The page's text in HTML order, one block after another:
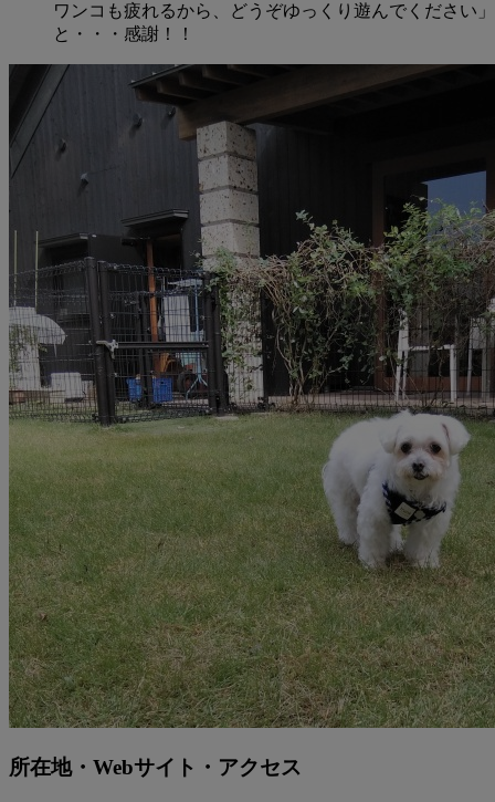
ワンコも疲れるから、どうぞゆっくり遊んでください」
と・・・感謝！！
所在地・Webサイト・アクセス